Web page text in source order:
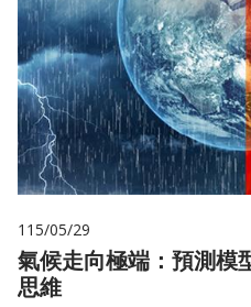
115/05/29
氣候走向極端：預測模
思維